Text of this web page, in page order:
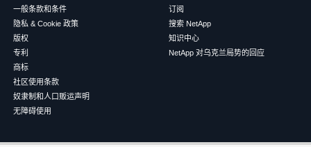
一般条款和条件
隐私 & Cookie 政策
版权
专利
商标
社区使用条款
奴隶制和人口贩运声明
无障碍使用
订阅
搜索 NetApp
知识中心
NetApp 对乌克兰局势的回应